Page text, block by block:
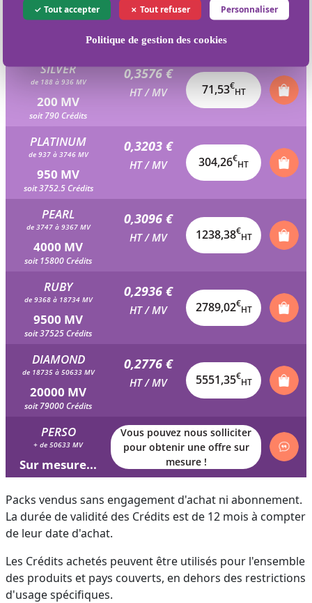
Tout accepter Tout refuser Personnaliser
Politique de gestion des cookies
de 94 à 187 MV
soit 395 Crédits
HT / MV 37,36€
HT
SILVER
de 188 à 936 MV
200 MV
soit 790 Crédits
0,3576 €
HT / MV 71,53€
HT
PLATINUM
de 937 à 3746 MV
950 MV
soit 3752.5 Crédits
0,3203 €
HT / MV 304,26€
HT
PEARL
de 3747 à 9367 MV
4000 MV
soit 15800 Crédits
0,3096 €
HT / MV 1238,38€
HT
RUBY
de 9368 à 18734 MV
9500 MV
soit 37525 Crédits
0,2936 €
HT / MV 2789,02€
HT
DIAMOND
de 18735 à 50633 MV
20000 MV
soit 79000 Crédits
0,2776 €
HT / MV 5551,35€
HT
PERSO
+ de 50633 MV
Sur mesure...
Vous pouvez nous solliciter
pour obtenir une offre sur
mesure !
Packs vendus sans engagement d'achat ni abonnement.
La durée de validité des Crédits est de 12 mois à compter
de leur date d'achat.
Les Crédits achetés peuvent être utilisés pour l'ensemble
des produits et pays couverts, en dehors des restrictions
d'usage spécifiques.